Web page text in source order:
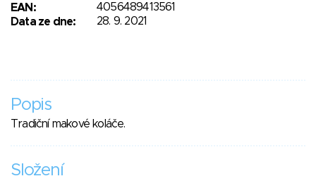
EAN:
4056489413561
Data ze dne:
28. 9. 2021
Popis
Tradiční makové koláče.
Složení